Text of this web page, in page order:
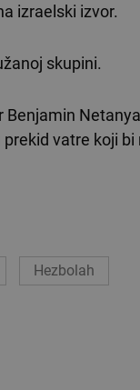
izraelski izvor.
skupini.
vatre koji
Hezbolah